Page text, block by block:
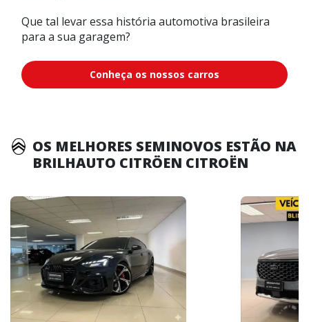
Que tal levar essa história automotiva brasileira
para a sua garagem?
Conheça os nossos carros
OS MELHORES SEMINOVOS ESTÃO NA
BRILHAUTO CITRÖEN CITROËN